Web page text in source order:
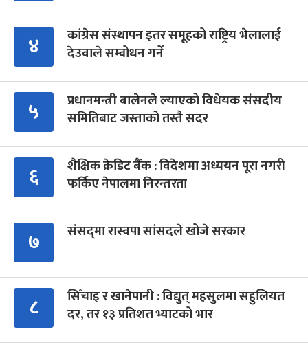
४
कांग्रेस संस्थापन इतर समूहको राष्ट्रिय भेलालाई
देउवाले सम्बोधन गर्ने
५
प्रधानमन्त्री बालेनले ल्याएको विधेयक संसदीय
समितिबाट जस्ताको तस्तै सदर
६
शैक्षिक क्रेडिट बैंक : विदेशमा अध्ययन पूरा नगरी
फर्किए नेपालमा निरन्तरता
७ संसद्‍मा रास्वपा सांसदले खोजे सरकार
८
सिँचाइ र खानेपानी : विद्युत् महसुलमा सहुलियत
दर, तर १३ प्रतिशत भ्याटको भार